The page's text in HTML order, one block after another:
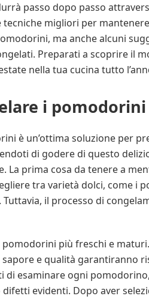
passo dopo passo
tecniche migliori per
ma anche alcuni
Preparati a scoprire il
nella tua cucina tutto
i pomodorini
è un’ottima soluzione per
di godere di questo
La prima cosa da tenere a
tra varietà dolci, come i
il processo di
più freschi e
e qualità garantiranno
di esaminare ogni
evidenti. Dopo aver